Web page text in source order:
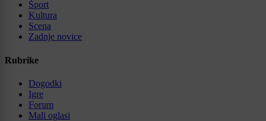
Šport
Kultura
Scena
Zadnje novice
Rubrike
Dogodki
Igre
Forum
Mali oglasi